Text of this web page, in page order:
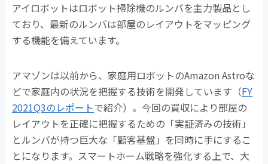
アイロボットはロボット掃除機のルンバを主力製品とし
ており、最新のルンバは部屋のレイアウトをマッピング
する機能を備えています。
アマゾンは以前から、家庭用ロボットのAmazon Astroな
どで家庭内の状況を把握する技術を開発しています（FY
2021Q3のレポートで紹介）。今回の買収により部屋の
レイアウトを正確に把握するための「実証済みの技術」
とルンバが持つ巨大な「顧客基盤」を同時に手にするこ
とになります。スマートホーム戦略を強化する上で、大